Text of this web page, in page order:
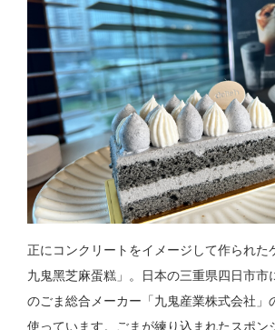
正にコンクリートをイメージして作られた
九鬼黑芝麻蛋糕」。日本の三重県四日市市
のごま総合メーカー「九鬼産業株式会社」
使っています。ごまが練り込まれたスポン